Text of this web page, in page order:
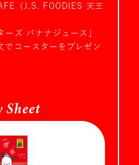
（J.S. FOODIES 天王
ーズ バナナジュース」
でコースターをプレゼン
Sheet